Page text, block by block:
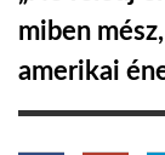
miben
amerikai